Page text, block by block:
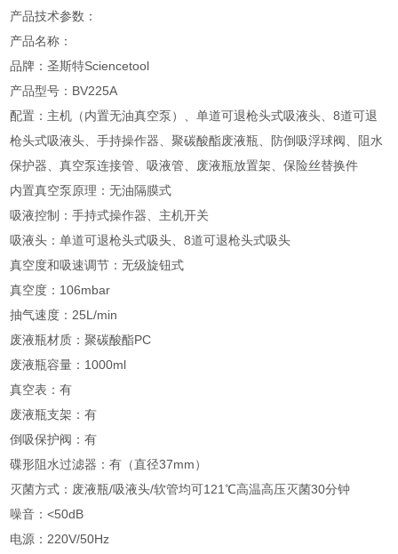
产品技术参数：
产品名称：
品牌：圣斯特Sciencetool
产品型号：BV225A
配置：主机（内置无油真空泵）、单道可退枪头式吸液头、8道可退
枪头式吸液头、手持操作器、聚碳酸酯废液瓶、防倒吸浮球阀、阻水
保护器、真空泵连接管、吸液管、废液瓶放置架、保险丝替换件
内置真空泵原理：无油隔膜式
吸液控制：手持式操作器、主机开关
吸液头：单道可退枪头式吸头、8道可退枪头式吸头
真空度和吸速调节：无级旋钮式
真空度：106mbar
抽气速度：25L/min
废液瓶材质：聚碳酸酯PC
废液瓶容量：1000ml
真空表：有
废液瓶支架：有
倒吸保护阀：有
碟形阻水过滤器：有（直径37mm）
灭菌方式：废液瓶/吸液头/软管均可121℃高温高压灭菌30分钟
噪音：<50dB
电源：220V/50Hz